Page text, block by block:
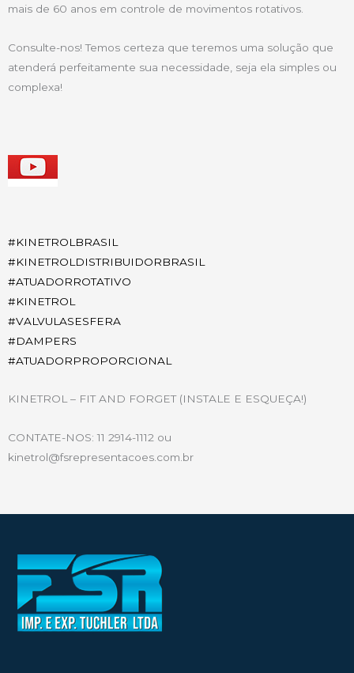
mais de 60 anos em controle de movimentos rotativos.
Consulte-nos! Temos certeza que teremos uma solução que
atenderá perfeitamente sua necessidade, seja ela simples ou
complexa!
#KINETROLBRASIL
#KINETROLDISTRIBUIDORBRASIL
#ATUADORROTATIVO
#KINETROL
#VALVULASESFERA
#DAMPERS
#ATUADORPROPORCIONAL
KINETROL – FIT AND FORGET (INSTALE E ESQUEÇA!)
CONTATE-NOS: 11 2914-1112 ou
kinetrol@fsrepresentacoes.com.br